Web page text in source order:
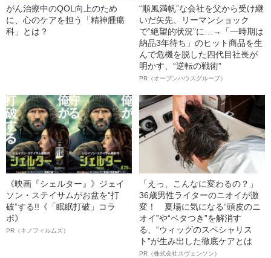
がん治療中のQOL向上のため
に、心のケアを担う「精神腫瘍
科」とは？
“順風満帆”な会社を父から受け継
いだ矢先、リーマンショック
で“絶望的状況”に…→「一時期は
納品3年待ち」のヒット商品を生
んで危機を脱した四代目社長が
明かす、“逆転の戦術”
PR（オープンハウスグループ）
《映画『シェルター』》ジェイ
ソン・ステイサムがお盆を“打
破”する!!《「眠眠打破」コラ
ボ》
PR（キノフィルムズ）
「えっ、こんなに変わるの？」
36歳男性ライターのニオイが激
変！ 夏場に気になる“頭皮のニ
オイ”や“ベタつき”を解消す
る、“ウィッグのスペシャリス
ト”が生み出した徹底ケアとは
PR（株式会社スヴェンソン）